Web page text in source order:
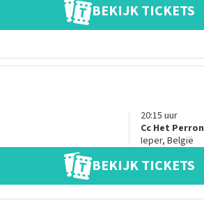
BEKIJK TICKETS
20:15 uur
Cc Het Perron
Ieper, België
BEKIJK TICKETS